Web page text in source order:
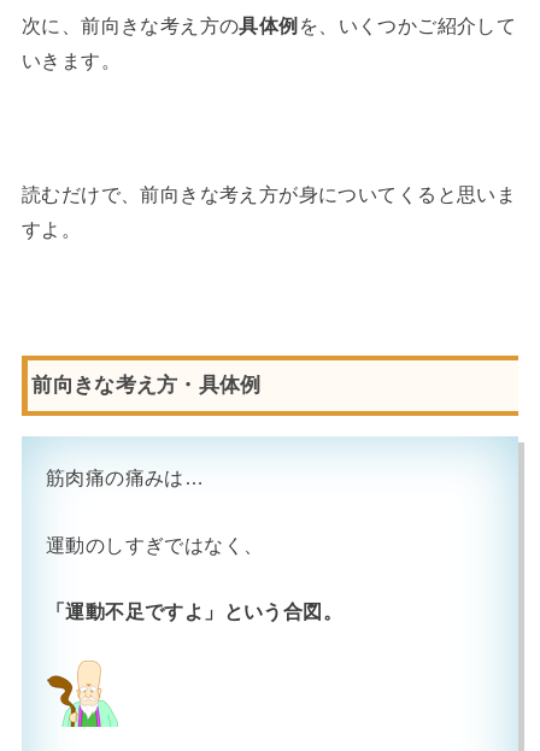
次に、前向きな考え方の具体例 を、いくつかご紹介して
いきます。
読むだけで、前向きな考え方が身についてくると思いま
すよ。
前向きな考え方・具体例
筋肉痛の痛みは…
運動のしすぎではなく、
「運動不足ですよ」という合図。